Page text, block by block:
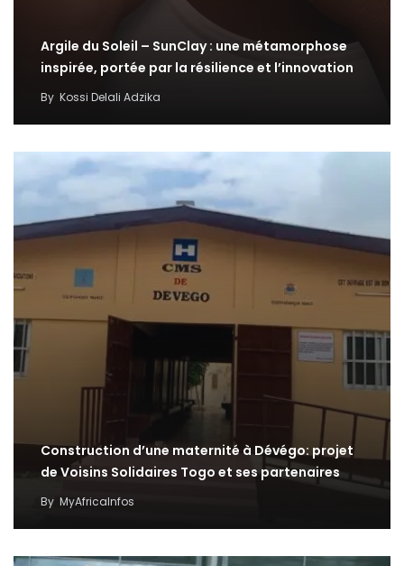
Argile du Soleil – SunClay : une métamorphose
inspirée, portée par la résilience et l’innovation
By Kossi Delali Adzika
Construction d’une maternité à Dévégo: projet
de Voisins Solidaires Togo et ses partenaires
By MyAfricaInfos